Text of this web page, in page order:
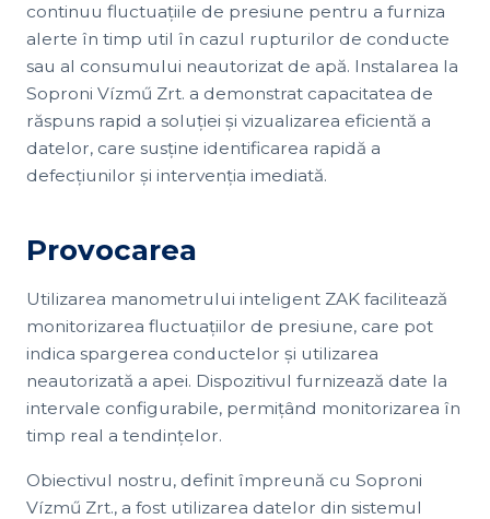
continuu fluctuațiile de presiune pentru a furniza
alerte în timp util în cazul rupturilor de conducte
sau al consumului neautorizat de apă. Instalarea la
Soproni Vízmű Zrt. a demonstrat capacitatea de
răspuns rapid a soluției și vizualizarea eficientă a
datelor, care susține identificarea rapidă a
defecțiunilor și intervenția imediată.
Provocarea
Utilizarea manometrului inteligent ZAK facilitează
monitorizarea fluctuațiilor de presiune, care pot
indica spargerea conductelor și utilizarea
neautorizată a apei. Dispozitivul furnizează date la
intervale configurabile, permițând monitorizarea în
timp real a tendințelor.
Obiectivul nostru, definit împreună cu Soproni
Vízmű Zrt., a fost utilizarea datelor din sistemul